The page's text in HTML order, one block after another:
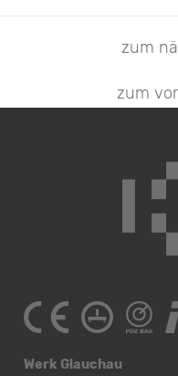
zum
zum
Werk Glauchau